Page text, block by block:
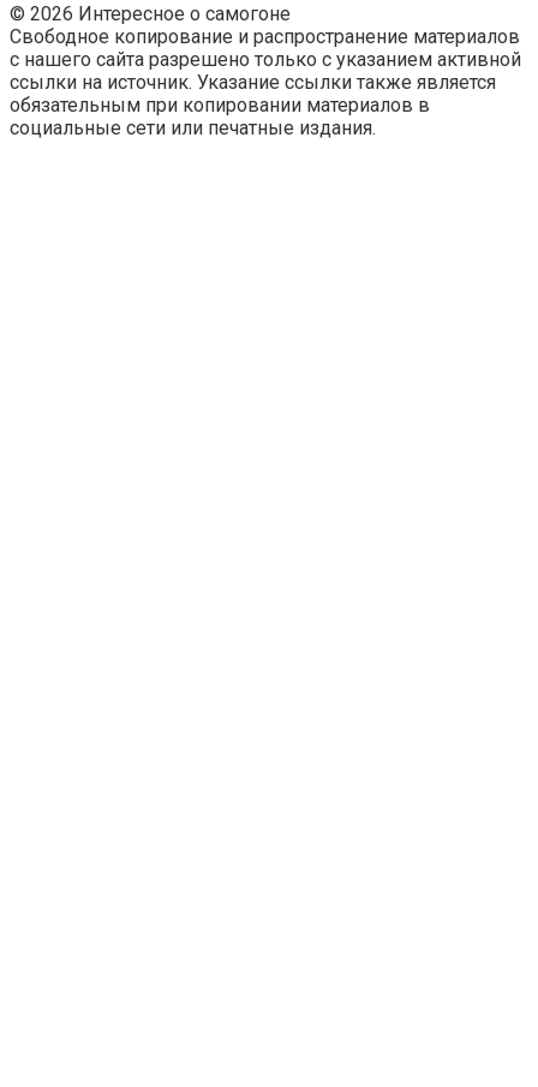
© 2026 Интересное о самогоне
Свободное копирование и распространение материалов
с нашего сайта разрешено только с указанием активной
ссылки на источник. Указание ссылки также является
обязательным при копировании материалов в
социальные сети или печатные издания.